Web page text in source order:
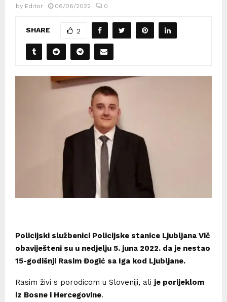
by Editor 06/06/2022 0
SHARE 2
Policijski službenici Policijske stanice Ljubljana Vič
obaviješteni su u nedjelju 5. juna 2022. da je nestao
15-godišnji Rasim Đogić sa Iga kod Ljubljane.
Rasim živi s porodicom u Sloveniji, ali je porijeklom
iz Bosne i Hercegovine.